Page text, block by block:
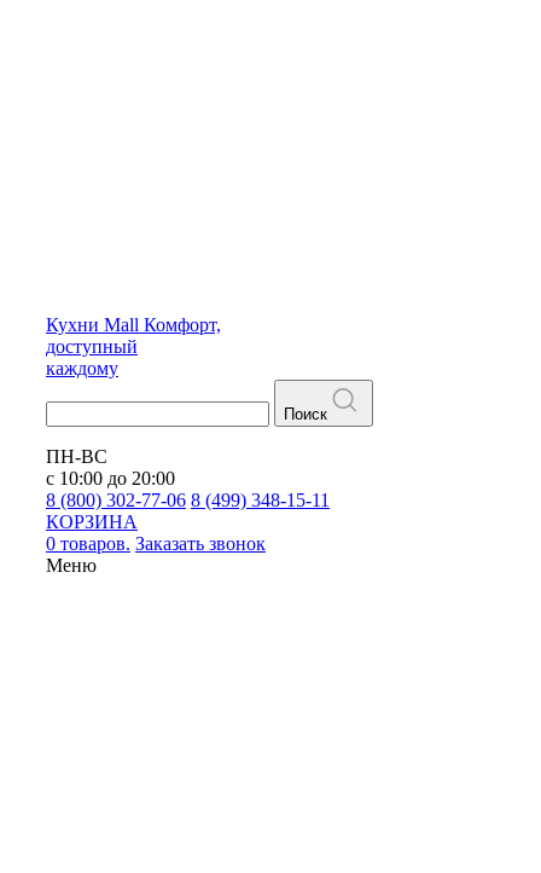
Кухни Mall Комфорт,
доступный
каждому
Поиск
ПН-ВС
с 10:00 до 20:00
8 (800) 302-77-06 8 (499) 348-15-11
КОРЗИНА
0 товаров. Заказать звонок
Меню